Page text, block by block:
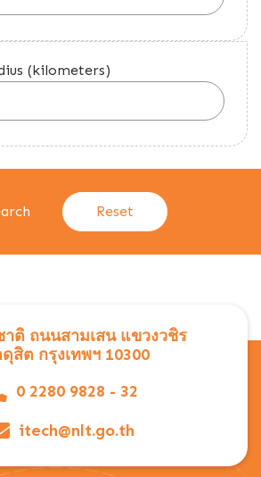
(kilometers)
ติ ถนนสามเสน แขวงวชิร
สิต กรุงเทพฯ 10300
0 2280 9828 - 32
itech@nlt.go.th